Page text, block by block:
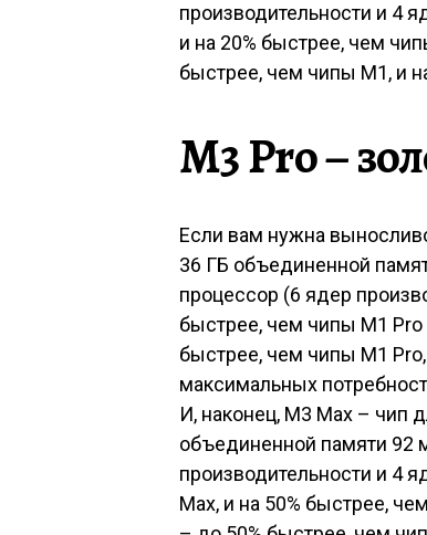
производительности и 4
и на 20% быстрее, чем
быстрее, чем чипы M1, и
M3 Pro –
Если вам нужна
36 ГБ объединенной
процессор (6 ядер
быстрее, чем чипы M1
быстрее, чем чипы M1
максимальных
И, наконец, M3 Max – чип
объединенной памяти 92
производительности и 4
Max, и на 50% быстрее,